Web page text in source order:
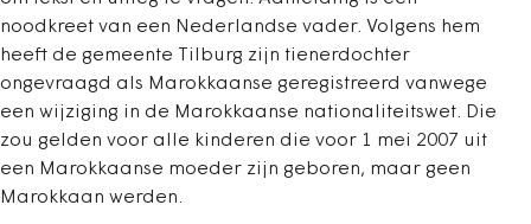
noodkreet van een Nederlandse vader. Volgens hem
heeft de gemeente Tilburg zijn tienerdochter
ongevraagd als Marokkaanse geregistreerd vanwege
een wijziging in de Marokkaanse nationaliteitswet. Die
zou gelden voor alle kinderen die voor 1 mei 2007 uit
een Marokkaanse moeder zijn geboren, maar geen
Marokkaan werden.